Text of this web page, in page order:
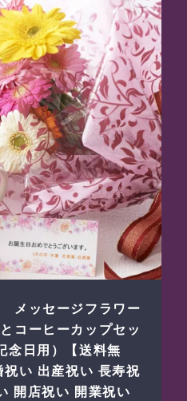
メッセージフラワー
コーヒーカップセッ
念日用）【送料無
い 出産祝い 長寿祝
開店祝い 開業祝い